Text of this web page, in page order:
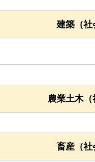
建築（社
農業土木（
畜産（社